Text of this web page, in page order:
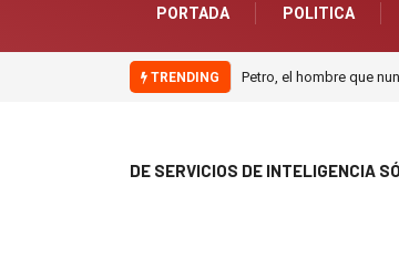
PORTADA POLITICA
TRENDING Petro, el hombre que
DE SERVICIOS DE INTELIGENCIA